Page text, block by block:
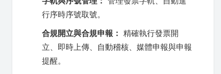
行序時序號取號。
合規開立與合規申報： 精確執行發票開
立、即時上傳、自動稽核、媒體申報與申報
提醒。